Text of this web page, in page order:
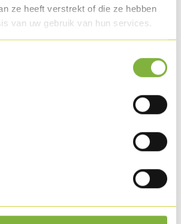
ze heeft verstrekt of die ze hebben
van uw gebruik van hun services.
into 4 and cut the yellow bell
pieces, cut the chilli into thin
in some butter and season with
and olive oil together with the
and salt.
a plate and finish with chervil.